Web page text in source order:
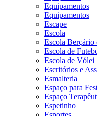
Equipamentos
Equipamentos
Escape
Escola
Escola
Escola de
Escola de Vólei
Escritórios e
Esmalteria
Espaço para
Espaço
Espetinho